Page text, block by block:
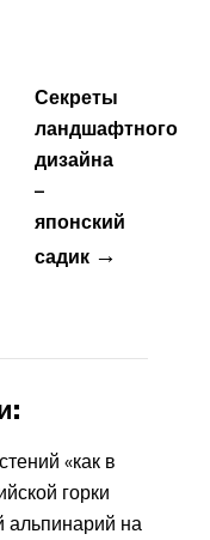
Секреты
ландшафтного
дизайна
–
японский
садик →
«как в
горки
альпинарий на